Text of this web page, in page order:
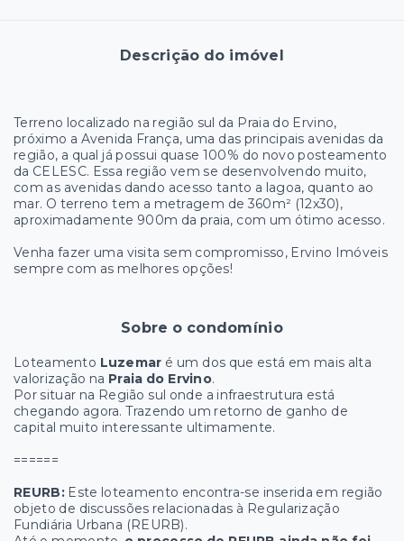
Descrição do imóvel
Terreno localizado na região sul da Praia do Ervino,
próximo a Avenida França, uma das principais avenidas da
região, a qual já possui quase 100% do novo posteamento
da CELESC. Essa região vem se desenvolvendo muito,
com as avenidas dando acesso tanto a lagoa, quanto ao
mar. O terreno tem a metragem de 360m² (12x30),
aproximadamente 900m da praia, com um ótimo acesso.
Venha fazer uma visita sem compromisso, Ervino Imóveis
sempre com as melhores opções!
Sobre o condomínio
Loteamento Luzemar é um dos que está em mais alta
valorização na Praia do Ervino.
Por situar na Região sul onde a infraestrutura está
chegando agora. Trazendo um retorno de ganho de
capital muito interessante ultimamente.
======
REURB:Este loteamento encontra-se inserida em região
objeto de discussões relacionadas à Regularização
Fundiária Urbana (REURB).